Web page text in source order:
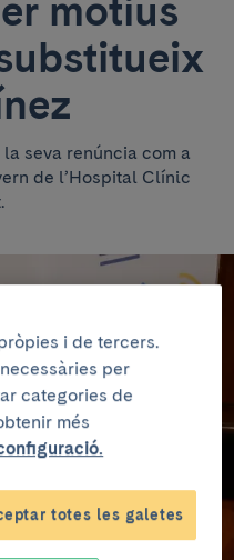
motius
seva renúncia com a
de l’Hospital Clínic
i de tercers.
per
categories de
més
totes les galetes